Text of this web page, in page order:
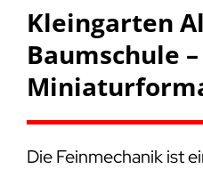
Kleingarten
Baumschule
Die Feinmechanik ist